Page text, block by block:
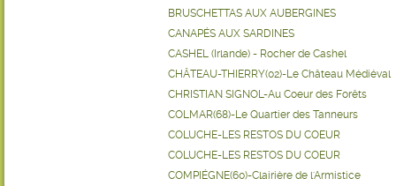
BRUSCHETTAS AUX AUBERGINES
CANAPÉS AUX SARDINES
CASHEL (Irlande) - Rocher de Cashel
CHÂTEAU-THIERRY(02)-Le Château Médiéval
CHRISTIAN SIGNOL-Au Coeur des Forêts
COLMAR(68)-Le Quartier des Tanneurs
COLUCHE-LES RESTOS DU COEUR
COLUCHE-LES RESTOS DU COEUR
COMPIÉGNE(60)-Clairière de l'Armistice